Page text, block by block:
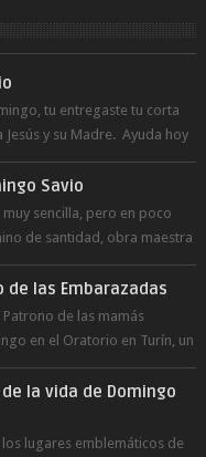
tu entregaste tu corta
y su Madre. Ayuda hoy
Savio
sencilla, pero en poco
de santidad, obra maestra
de las Embarazadas
de las mamás
en el Oratorio en Turín, un
la vida de Domingo
lugares emblemáticos de